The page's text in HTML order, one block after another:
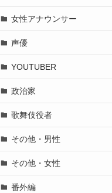
女性アナウンサー
声優
YOUTUBER
政治家
歌舞伎役者
その他・男性
その他・女性
番外編